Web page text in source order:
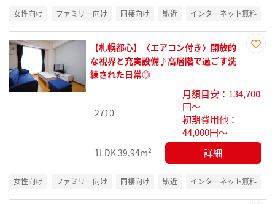
女性向け ファミリー向け 同棲向け 駅近 インターネット無料
録
【札幌都心】〈エアコン付き〉開放的
な視界と充実設備♪高層階で過ごす洗
練された日常◎
2710
月額目安：134,700
円～
初期費用他：
44,000円～
1LDK39.94m² 詳細
女性向け ファミリー向け 同棲向け 駅近 インターネット無料